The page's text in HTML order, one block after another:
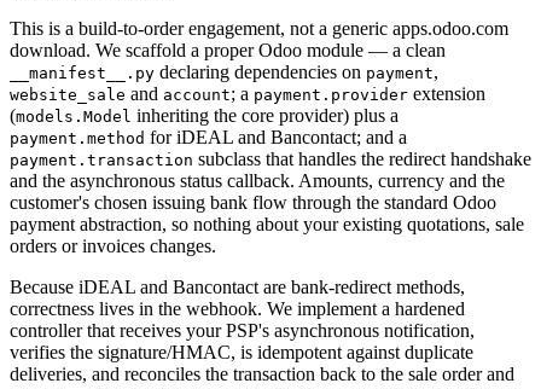
This is a build-to-order engagement, not a generic apps.odoo.com
download. We scaffold a proper Odoo module — a clean
__manifest__.py declaring dependencies on payment,
website_sale and account; a payment.provider extension
(models.Model inheriting the core provider) plus a
payment.method for iDEAL and Bancontact; and a
payment.transaction subclass that handles the redirect handshake
and the asynchronous status callback. Amounts, currency and the
customer's chosen issuing bank flow through the standard Odoo
payment abstraction, so nothing about your existing quotations, sale
orders or invoices changes.
Because iDEAL and Bancontact are bank-redirect methods,
correctness lives in the webhook. We implement a hardened
controller that receives your PSP's asynchronous notification,
verifies the signature/HMAC, is idempotent against duplicate
deliveries, and reconciles the transaction back to the sale order and